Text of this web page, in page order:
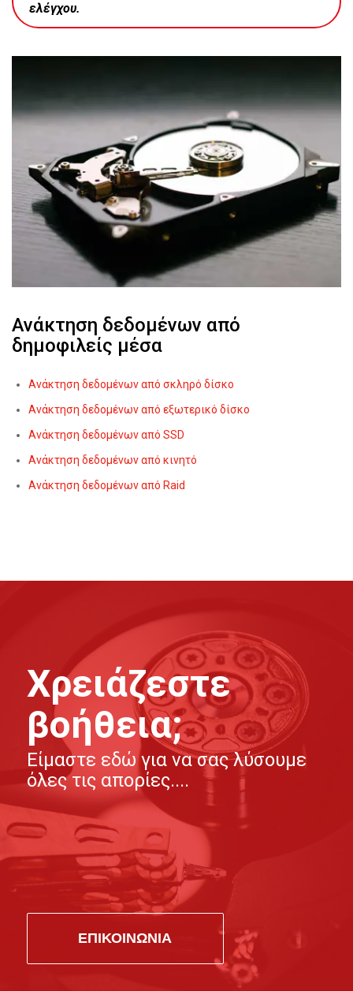
ελέγχου.
Ανάκτηση δεδομένων από
δημοφιλείς μέσα
Ανάκτηση δεδομένων από σκληρό δίσκο
Ανάκτηση δεδομένων από εξωτερικό δίσκο
Ανάκτηση δεδομένων από SSD
Ανάκτηση δεδομένων από κινητό
Ανάκτηση δεδομένων από Raid
Χρειάζεστε
βοήθεια;
Είμαστε εδώ για να σας λύσουμε
όλες τις απορίες....
ΕΠΙΚΟΙΝΩΝΙΑ